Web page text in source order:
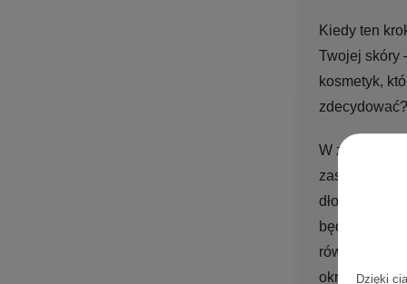
Dzięki
Kiedy ten
Twojej skóry
kosmetyk,
W zależności
dłoniach, a
będziesz
również użyć
okrężnymi